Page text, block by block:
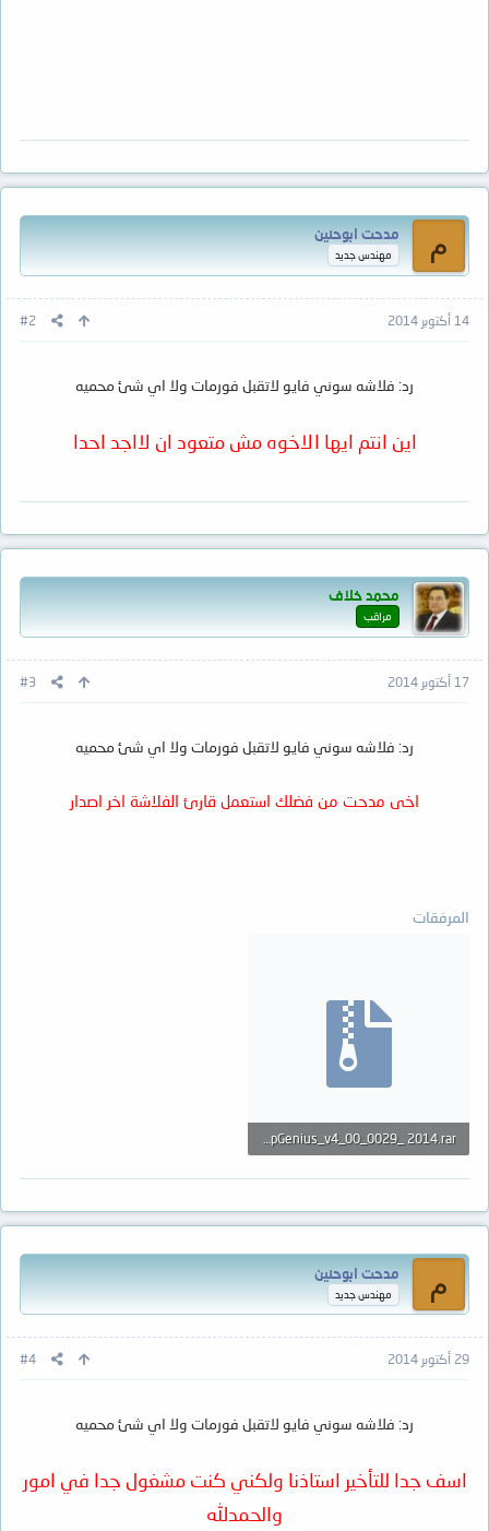
م مدحت ابوحنين
مهندس جديد
14 أكتوبر 2014 #2
رد: فلاشه سوني فايو لاتقبل فورمات ولا اي شئ محميه
اين انتم ايها الاخوه مش متعود ان لااجد احدا
محمد خلاف
مراقب
17 أكتوبر 2014 #3
رد: فلاشه سوني فايو لاتقبل فورمات ولا اي شئ محميه
اخى مدحت من فضلك استعمل قارئ الفلاشة اخر اصدار
المرفقات
م مدحت ابوحنين
مهندس جديد
29 أكتوبر 2014 #4
رد: فلاشه سوني فايو لاتقبل فورمات ولا اي شئ محميه
اسف جدا للتأخير استاذنا ولكني كنت مشغول جدا في امور
والحمدلله